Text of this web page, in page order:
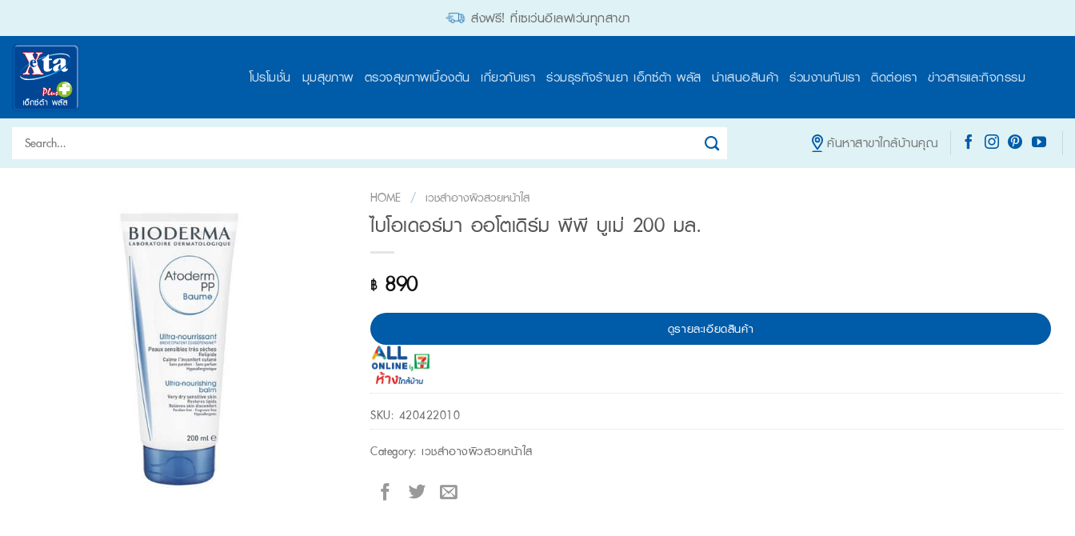
content
ส่งฟรี! ที่เซเว่นอีเลฟเว่นทุกสาขา
โปรโมชั่น มุมสุขภาพ ตรวจสุขภาพเบื้องต้น เกี่ยวกับเรา ร่วมธุรกิจร้านยา เอ็กซ์ต้า พลัส นำเสนอสินค้า ร่วมงานกับเรา ติดต่อเรา ข่าวสารและกิจกรรม
Search
for:
ค้นหาสาขาใกล้บ้านคุณ
HOME / เวชสำอางผิวสวยหน้าใส
ไบโอเดอร์มา ออโตเดิร์ม พีพี บูเม่ 200 มล.
฿890
ดูรายละเอียดสินค้า
SKU: 420422010
Category: เวชสำอางผิวสวยหน้าใส